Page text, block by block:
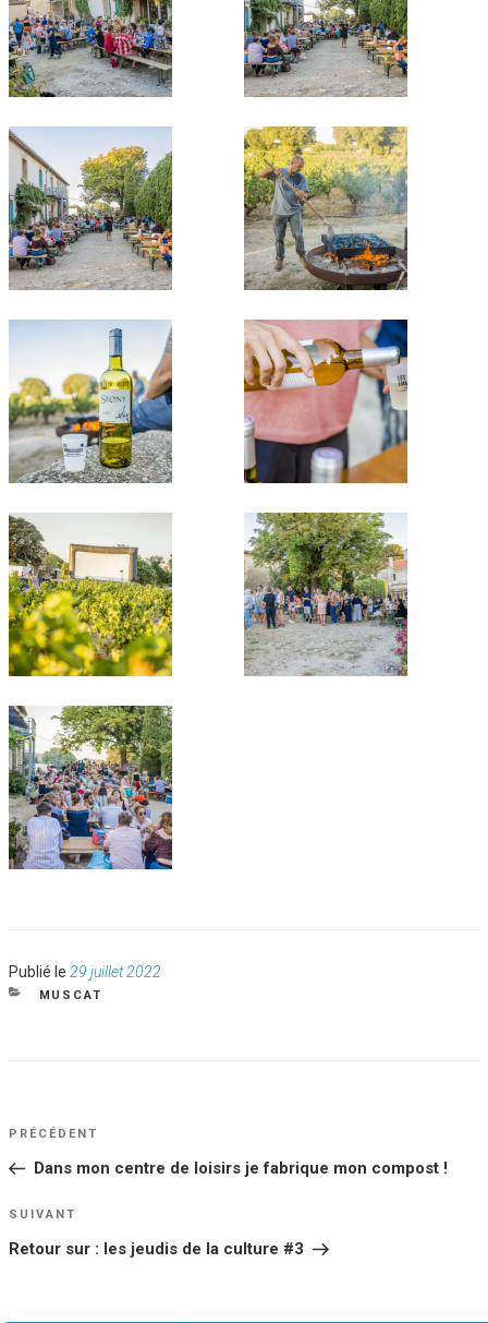
Publié le Publié
le
29 juillet 2022
CATÉGORIES
MUSCAT
NAVIGATION
DE
Article
PRÉCÉDENT
Dans mon centre de loisirs je fabrique mon compost !
Article
SUIVANT
Retour sur : les jeudis de la culture #3